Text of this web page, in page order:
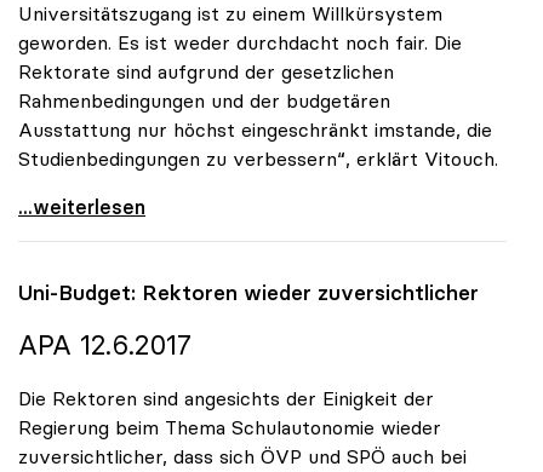
Universitätszugang ist zu einem Willkürsystem
geworden. Es ist weder durchdacht noch fair. Die
Rektorate sind aufgrund der gesetzlichen
Rahmenbedingungen und der budgetären
Ausstattung nur höchst eingeschränkt imstande, die
Studienbedingungen zu verbessern“, erklärt Vitouch.
Vitouch: Studienplatzfinanzierung statt
...weiterlesen
Uni-Budget: Rektoren wieder zuversichtlicher
APA 12.6.2017
Die Rektoren sind angesichts der Einigkeit der
Regierung beim Thema Schulautonomie wieder
zuversichtlicher, dass sich ÖVP und SPÖ auch bei